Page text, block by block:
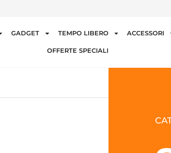
GADGET TEMPO LIBERO ACCESSORI
OFFERTE SPECIALI